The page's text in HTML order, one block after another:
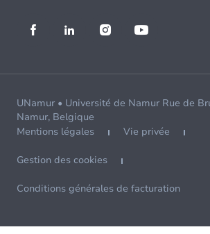
UNamur • Université de Namur Rue de
Namur, Belgique
Mentions légales
Vie privée
Gestion des cookies
Conditions générales de facturation